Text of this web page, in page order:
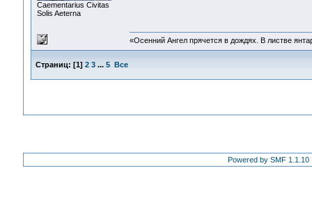
Сaementarius Civitas
Solis Aeterna
«Осенний Ангел прячется в дождях. В листве
Страниц: [1] 2 3 ... 5 Все
Powered by SMF 1.1.10